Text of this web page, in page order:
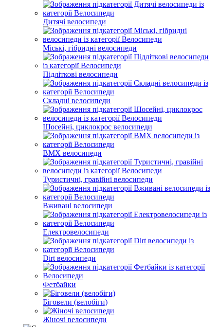
Дитячі велосипеди
Міські, гібридні велосипеди
Підліткові велосипеди
Складні велосипеди
Шосейні, циклокрос велосипеди
BMX велосипеди
Туристичні, гравійні велосипеди
Вживані велосипеди
Електровелосипеди
Dirt велосипеди
Фетбайки
Біговели (велобіги)
Жіночі велосипеди